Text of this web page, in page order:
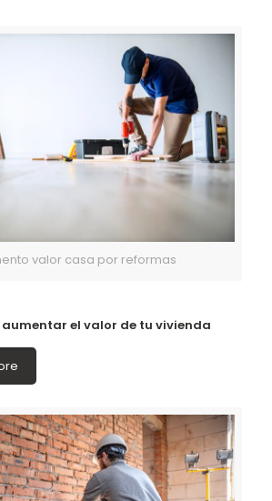
valor casa por reformas
el valor de tu vivienda